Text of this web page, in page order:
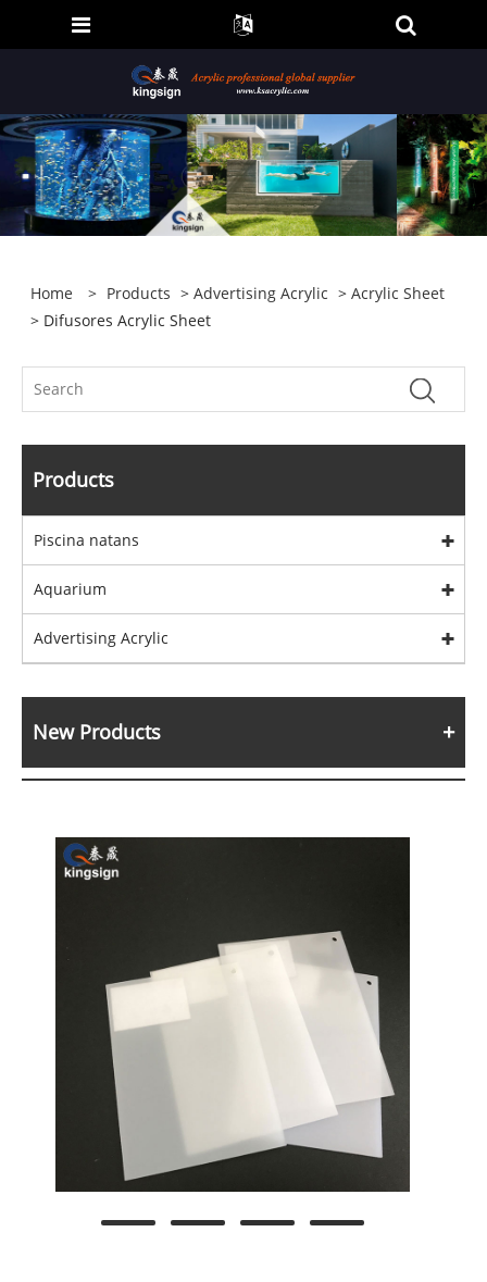
Home > Products >Advertising Acrylic >Acrylic Sheet
> Difusores Acrylic Sheet
Products
Piscina natans
Aquarium
Advertising Acrylic
New Products